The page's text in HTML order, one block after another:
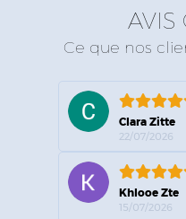
AVIS
Ce que nos
Clara Zitte
22/07/2026
Khlooe Zte
15/07/2026